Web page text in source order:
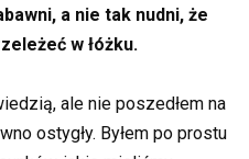
a nie tak nudni, że
w łóżku.
ale nie poszedłem na
ostygły. Byłem po prostu